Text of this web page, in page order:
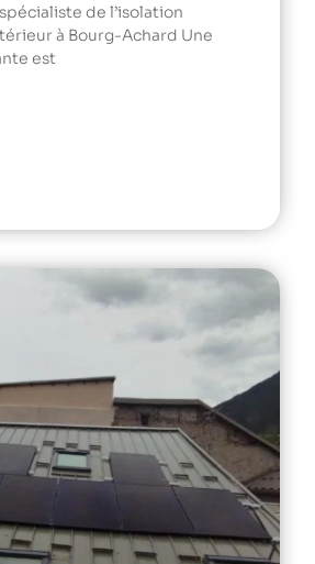
de l’isolation
à Bourg-Achard Une
est